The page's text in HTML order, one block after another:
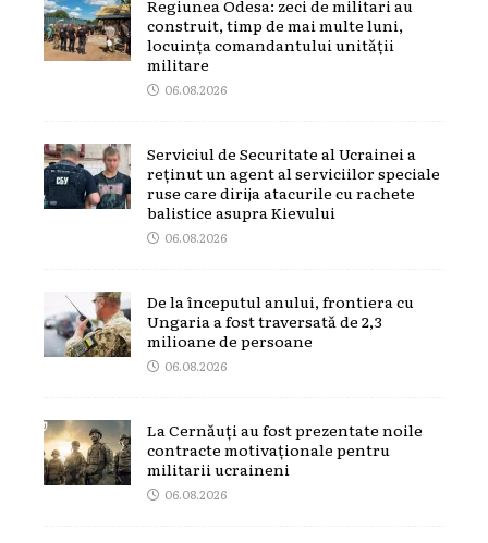
Regiunea Odesa: zeci de militari au
construit, timp de mai multe luni,
locuința comandantului unității
militare
06.08.2026
Serviciul de Securitate al Ucrainei a
reținut un agent al serviciilor speciale
ruse care dirija atacurile cu rachete
balistice asupra Kievului
06.08.2026
De la începutul anului, frontiera cu
Ungaria a fost traversată de 2,3
milioane de persoane
06.08.2026
La Cernăuți au fost prezentate noile
contracte motivaționale pentru
militarii ucraineni
06.08.2026